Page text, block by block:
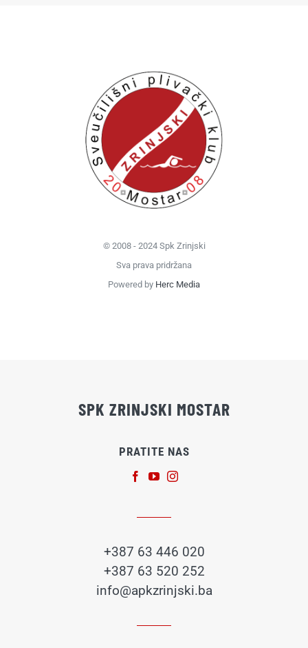
© 2008 - 2024 Spk Zrinjski
Sva prava pridržana
Powered by Herc Media
SPK ZRINJSKI MOSTAR
PRATITE NAS
+387 63 446 020
+387 63 520 252
info@apkzrinjski.ba